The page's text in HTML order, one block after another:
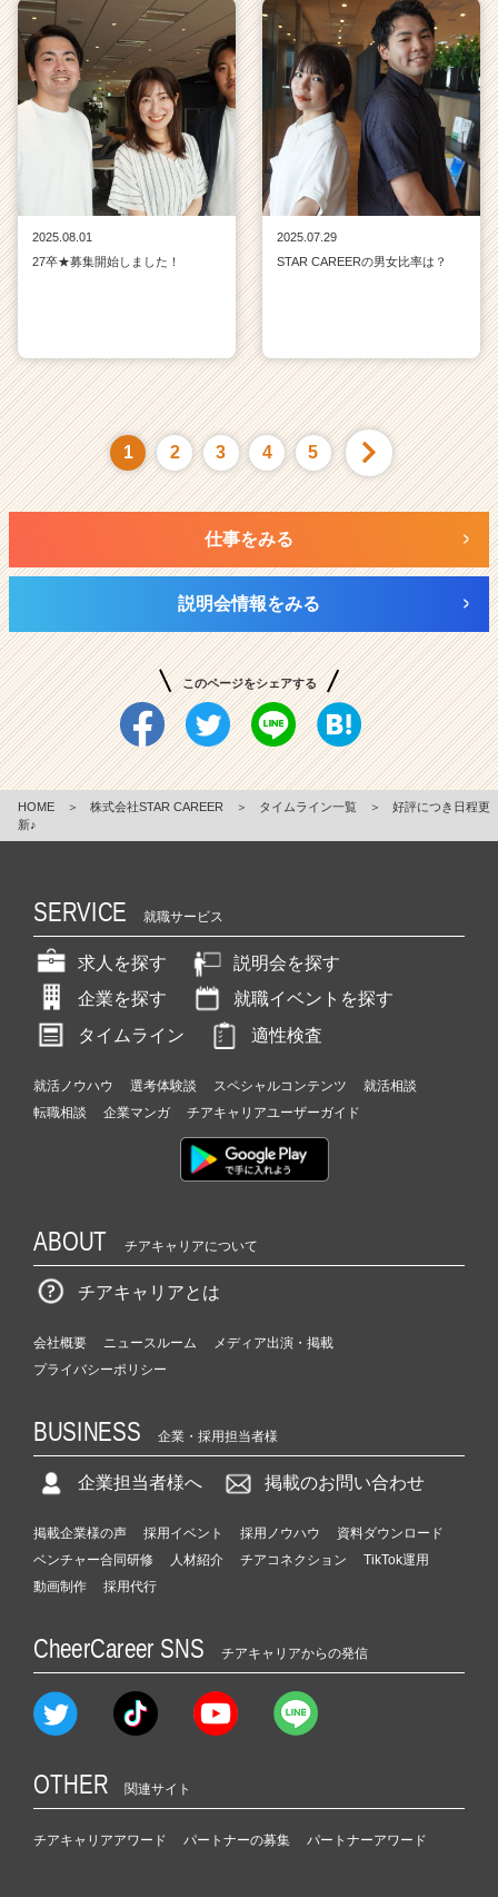
2025.08.01
27卒★募集開始しました！
2025.07.29
STAR CAREERの男女比率は？
1 2 3 4 5
仕事をみる
説明会情報をみる
このページをシェアする
HOME ＞ 株式会社STAR CAREER ＞ タイムライン一覧 ＞
好評につき日程更
新♪
SERVICE 就職サービス
求人を探す
説明会を探す
企業を探す
就職イベントを探す
タイムライン
適性検査
就活ノウハウ 選考体験談 スペシャルコンテンツ
就活相談
転職相談
企業マンガ チアキャリアユーザーガイド
ABOUT チアキャリアについて
チアキャリアとは
会社概要 ニュースルーム
メディア出演・掲載
プライバシーポリシー
BUSINESS 企業・採用担当者様
企業担当者様へ 掲載のお問い合わせ
掲載企業様の声 採用イベント 採用ノウハウ
資料ダウンロード
ベンチャー合同研修
人材紹介 チアコネクション
TikTok運用
動画制作
採用代行
CheerCareer SNS チアキャリアからの発信
OTHER 関連サイト
チアキャリアアワード パートナーの募集 パートナーアワード